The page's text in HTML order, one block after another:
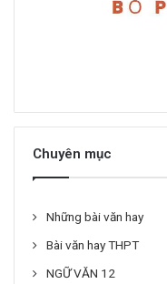
Chuyên mục
Những bài văn hay
Bài văn hay THPT
NGỮ VĂN 12